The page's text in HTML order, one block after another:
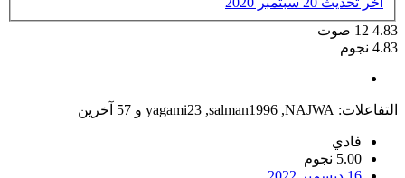
4.83
12 صوت
4.83 نجوم
التفاعلات: NAJWA
,
salman1996
,
yagami23 و 57 آخرين
فادي
5.00 نجوم